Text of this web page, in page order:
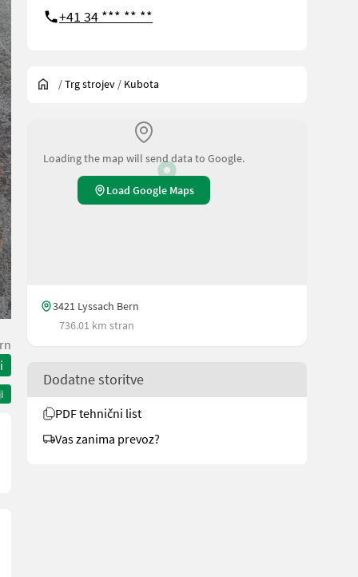
+41 34 *** ** **
/Trg strojev / Kubota
Loading the map will send data to Google.
Load Google Maps
3421 Lyssach Bern
736.01 km stran
Dodatne storitve
PDF tehnični list
Vas zanima prevoz?